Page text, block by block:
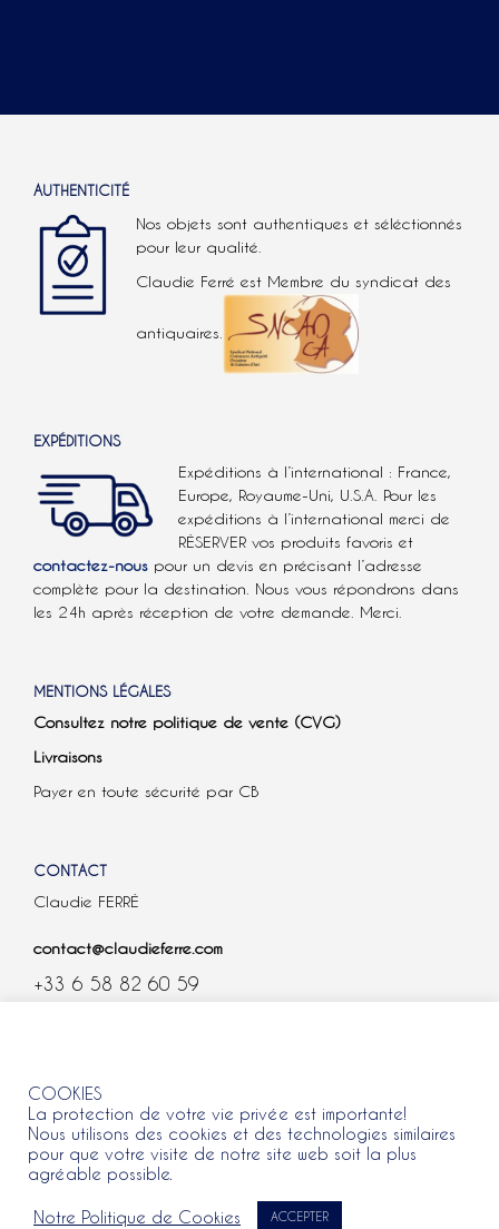
AUTHENTICITÉ
Nos objets sont authentiques et séléctionnés
pour leur qualité.
Claudie Ferré est Membre du syndicat des
antiquaires.
EXPÉDITIONS
Expéditions à l’international : France,
Europe, Royaume-Uni, U.S.A. Pour les
expéditions à l’international merci de
RÉSERVER vos produits favoris et
contactez-nous pour un devis en précisant l’adresse
complète pour la destination. Nous vous répondrons dans
les 24h après réception de votre demande. Merci.
MENTIONS LÉGALES
Consultez notre politique de vente (CVG)
Livraisons
Payer en toute sécurité par CB
CONTACT
Claudie FERRÉ
contact@claudieferre.com
+33 6 58 82 60 59
COOKIES
La protection de votre vie privée est importante!
Nous utilisons des cookies et des technologies similaires
pour que votre visite de notre site web soit la plus
agréable possible.
Notre Politique de Cookies ACCEPTER